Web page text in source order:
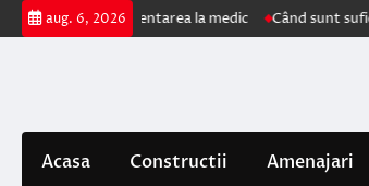
Skip
to
aug. 6, 2026
prezentarea la medic Când sunt suficiente
Acasa Constructii Amenajari